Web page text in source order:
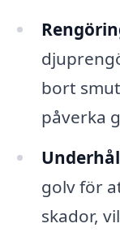
bort
påverka
golv för
skador,